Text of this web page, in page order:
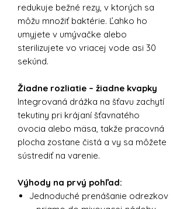
redukuje bežné rezy, v ktorých sa
môžu množiť baktérie. Ľahko ho
umyjete v umývačke alebo
sterilizujete vo vriacej vode asi 30
sekúnd.
Žiadne rozliatie – žiadne kvapky
Integrovaná drážka na šťavu zachytí
tekutiny pri krájaní šťavnatého
ovocia alebo mäsa, takže pracovná
plocha zostane čistá a vy sa môžete
sústrediť na varenie.
Výhody na prvý pohľad:
Jednoduché prenášanie odrezkov